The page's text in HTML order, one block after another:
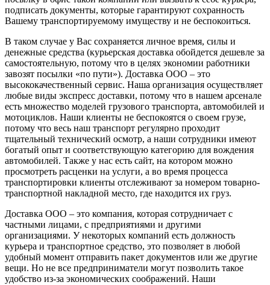
подписать документы, которые гарантируют сохранность
Вашему транспортируемому имуществу и не беспокоиться.
В таком случае у Вас сохраняется личное время, силы и
денежные средства (курьерская доставка обойдется дешевле за
самостоятельную, потому что в целях экономии работники
завозят посылки «по пути»). Доставка ООО – это
высококачественный сервис. Наша организация осуществляет
любые виды экспресс доставки, потому что в нашем арсенале
есть множество моделей грузового транспорта, автомобилей и
мотоциклов. Наши клиенты не беспокоятся о своем грузе,
потому что весь наш транспорт регулярно проходит
тщательный технический осмотр, а наши сотрудники имеют
богатый опыт и соответствующую категорию для вождения
автомобилей. Также у нас есть сайт, на котором можно
просмотреть расценки на услуги, а во время процесса
транспортировки клиенты отслеживают за номером товарно-
транспортной накладной место, где находится их груз.
Доставка ООО – это компания, которая сотрудничает с
частными лицами, с предприятиями и другими
организациями. У некоторых компаний есть должность
курьера и транспортное средство, это позволяет в любой
удобный момент отправить пакет документов или же другие
вещи. Но не все предприниматели могут позволить такое
удобство из-за экономических соображений. Наши